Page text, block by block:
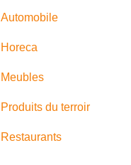
Automobile
Horeca
Meubles
Produits du terroir
Restaurants